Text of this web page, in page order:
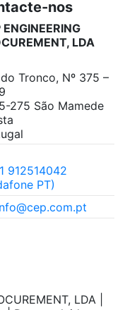
nos
ENGINEERING
LDA
Tronco, Nº 375 –
275 São Mamede
912514042
PT)
LDA |